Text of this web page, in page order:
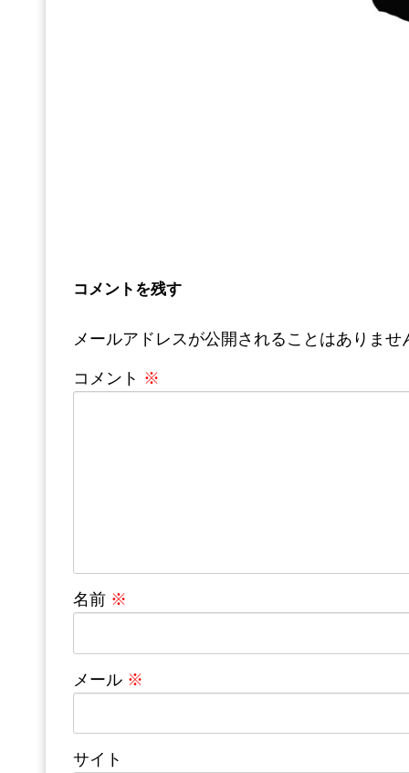
コメントを残す
メールアドレスが公開されることはありませ
コメント ※
名前 ※
メール ※
サイト